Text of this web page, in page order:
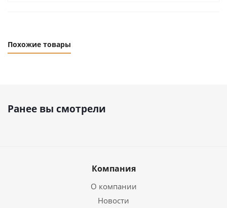
Похожие товары
Ранее вы смотрели
Компания
О компании
Новости